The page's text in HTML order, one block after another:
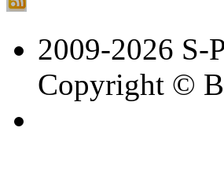
2009-2026 S-
Copyright ©